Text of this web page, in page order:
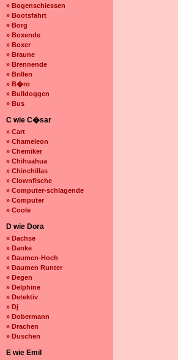
» Bogenschiessen
» Bootsfahrt
» Borg
» Boxende
» Boxer
» Braune
» Brennende
» Brillen
» B�ro
» Bulldoggen
» Bus
C wie C�sar
» Cart
» Chameleon
» Chemiker
» Chihuahua
» Chinchillas
» Clownfische
» Computer-schlagende
» Computer
» Coole
D wie Dora
» Dachse
» Danke
» Daumen-Hoch
» Daumen Runter
» Degen
» Delphine
» Detektiv
» Dj
» Dobermann
» Drachen
» Duschen
E wie Emil